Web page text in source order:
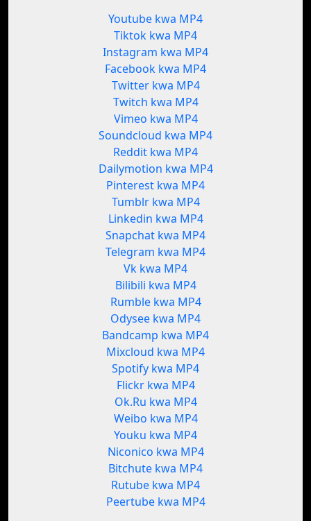
Youtube kwa MP4
Tiktok kwa MP4
Instagram kwa MP4
Facebook kwa MP4
Twitter kwa MP4
Twitch kwa MP4
Vimeo kwa MP4
Soundcloud kwa MP4
Reddit kwa MP4
Dailymotion kwa MP4
Pinterest kwa MP4
Tumblr kwa MP4
Linkedin kwa MP4
Snapchat kwa MP4
Telegram kwa MP4
Vk kwa MP4
Bilibili kwa MP4
Rumble kwa MP4
Odysee kwa MP4
Bandcamp kwa MP4
Mixcloud kwa MP4
Spotify kwa MP4
Flickr kwa MP4
Ok.Ru kwa MP4
Weibo kwa MP4
Youku kwa MP4
Niconico kwa MP4
Bitchute kwa MP4
Rutube kwa MP4
Peertube kwa MP4